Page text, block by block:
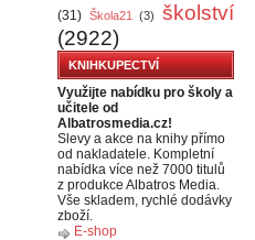
(31) Škola21 (3)
školství
(2922)
KNIHKUPECTVÍ
Využijte nabídku pro školy a
učitele od
Albatrosmedia.cz!
Slevy a akce na knihy přímo
od nakladatele. Kompletní
nabídka více než 7000 titulů
z produkce Albatros Media.
Vše skladem, rychlé dodávky
zboží.
E-shop